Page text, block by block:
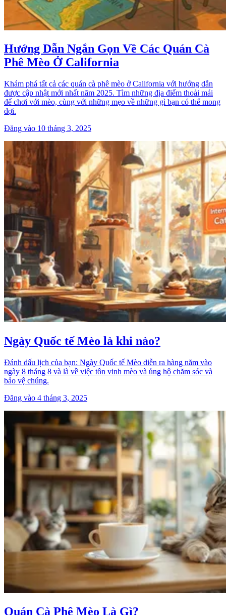
Hướng Dẫn Ngắn Gọn Về Các Quán Cà
Phê Mèo Ở California
Khám phá tất cả các quán cà phê mèo ở California với hướng dẫn
được cập nhật mới nhất năm 2025. Tìm những địa điểm thoải mái
để chơi với mèo, cùng với những mẹo về những gì bạn có thể mong
đợi.
Đăng vào 10 tháng 3, 2025
Ngày Quốc tế Mèo là khi nào?
Đánh dấu lịch của bạn: Ngày Quốc tế Mèo diễn ra hàng năm vào
ngày 8 tháng 8 và là về việc tôn vinh mèo và ủng hộ chăm sóc và
bảo vệ chúng.
Đăng vào 4 tháng 3, 2025
Quán Cà Phê Mèo Là Gì?